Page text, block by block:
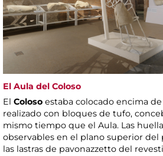
El Aula del Coloso
El Coloso estaba colocado encima
realizado con bloques de tufo,
mismo tiempo que el Aula. Las
observables en el plano superior del
las lastras de pavonazzetto del